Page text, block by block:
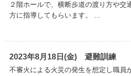
２階ホールで、横断歩道の渡り方や交
方に指導してもらいます。 …
2023年8月18日(金) 避難訓練
不審火による火災の発生を想定し職員